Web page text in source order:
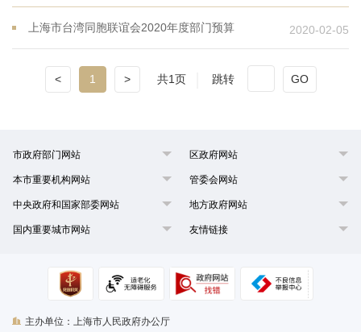
上海市台湾同胞联谊会2020年度部门预算 2020-02-05
< 1 > 共1页 跳转 GO
市政府部门网站 区政府网站
本市重要机构网站 管委会网站
中央政府和国家部委网站 地方政府网站
国内重要城市网站 友情链接
主办单位：上海市人民政府办公厅